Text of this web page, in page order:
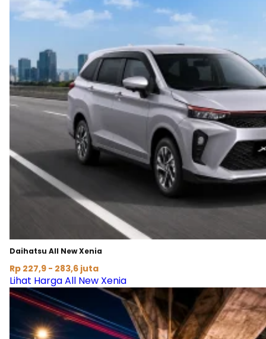
Daihatsu All New Xenia
Rp 227,9 - 283,6 juta
Lihat Harga All New Xenia